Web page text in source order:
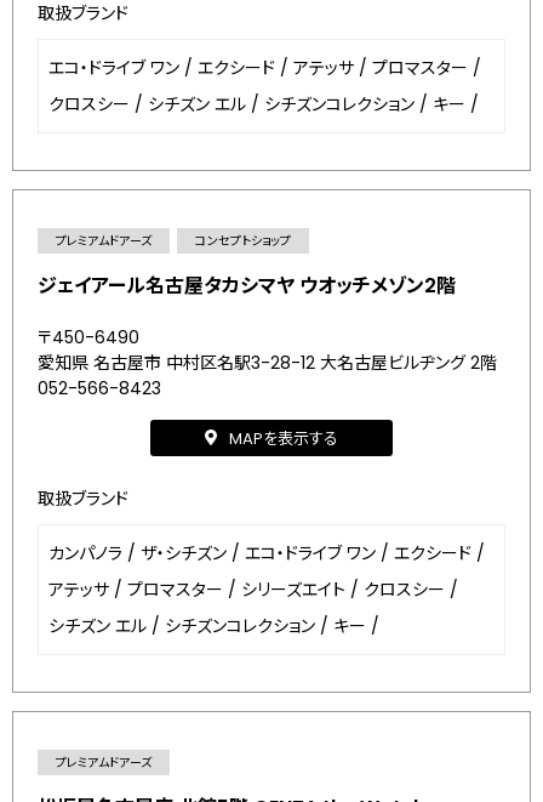
取扱ブランド
エコ・ドライブ ワン / エクシード / アテッサ / プロマスター /
クロスシー / シチズン エル / シチズンコレクション / キー /
プレミアムドアーズ コンセプトショップ
ジェイアール名古屋タカシマヤ ウオッチメゾン2階
〒450-6490
愛知県 名古屋市 中村区名駅3-28-12 大名古屋ビルヂング 2階
052-566-8423
MAPを表示する
取扱ブランド
カンパノラ / ザ・シチズン / エコ・ドライブ ワン / エクシード /
アテッサ / プロマスター / シリーズエイト / クロスシー /
シチズン エル / シチズンコレクション / キー /
プレミアムドアーズ